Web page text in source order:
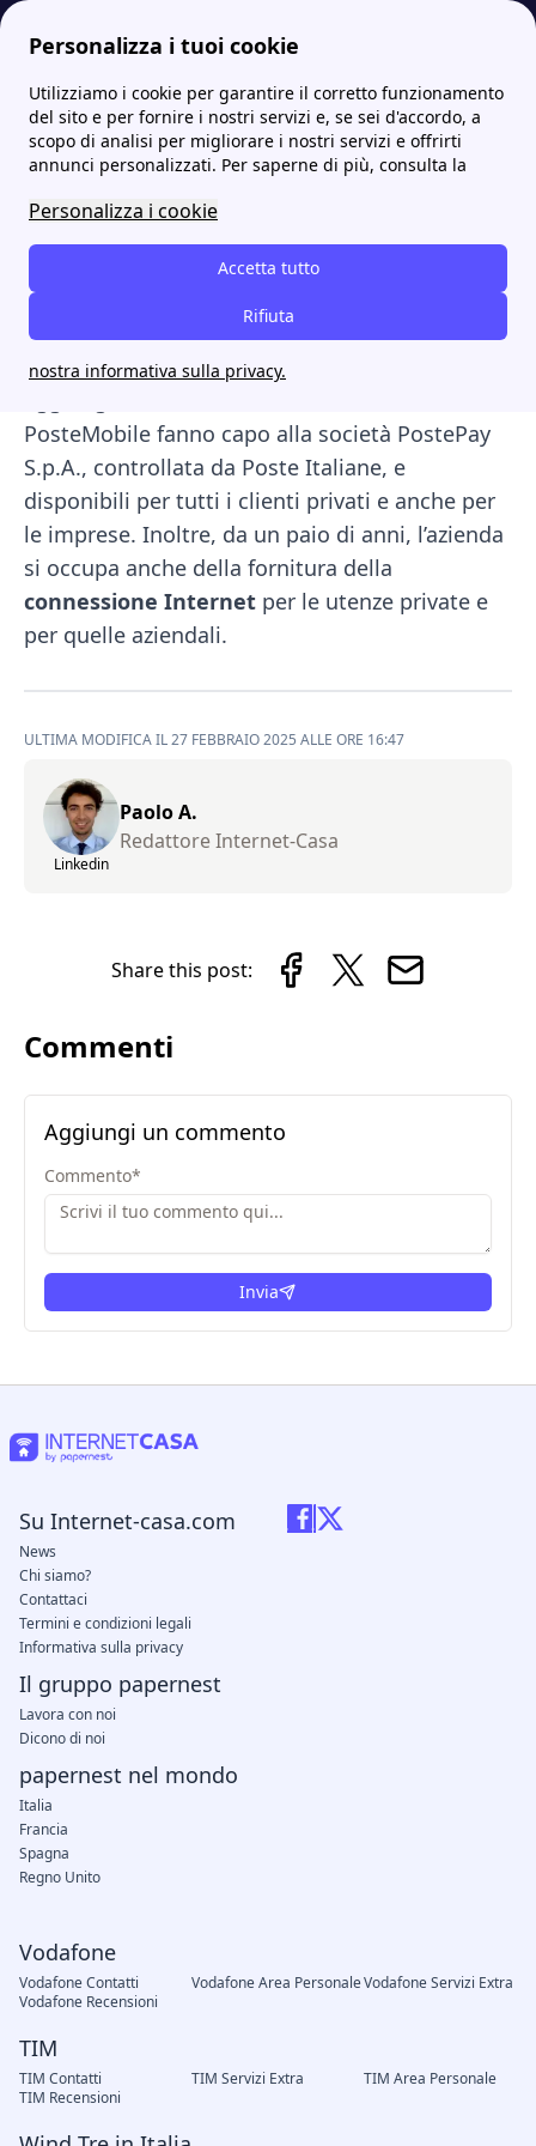
Personalizza i tuoi cookie
Utilizziamo i cookie per garantire il corretto funzionamento
del sito e per fornire i nostri servizi e, se sei d'accordo, a
scopo di analisi per migliorare i nostri servizi e offrirti
annunci personalizzati. Per saperne di più, consulta la
Personalizza i cookie
Accetta tutto
Rifiuta
nostra informativa sulla privacy.
Internet Casa More Offerte PosteMobile: scopri le tariffe e promozioni rete mobile Ricarica PosteMobile: come ricaricare la tua SIM
Ricarica PosteMobile:
come ricaricare la tua SIM
Hai finito il credito residuo sulla tua SIM
PosteMobile? In questo articolo vedremo
insieme come effettuare unaricarica
PosteMobilee, dunque, tutte le modalità per
PosteMobile fanno capo alla società PostePay
S.p.A., controllata da Poste Italiane, e
disponibili per tutti i clienti privati e anche per
le imprese. Inoltre, da un paio di anni, l’azienda
si occupa anche della fornitura della
connessione Internet per le utenze private e
per quelle aziendali.
ULTIMA MODIFICA IL 27 FEBBRAIO 2025 ALLE ORE 16:47
Linkedin
Paolo A.
Redattore Internet-Casa
Share this post:
Commenti
Aggiungi un commento
Commento*
Invia
Vodafone
Vodafone Contatti Vodafone Area PersonaleVodafone Servizi Extra
Vodafone Recensioni
TIM
TIM Contatti TIM Servizi Extra
TIM Area Personale
TIM Recensioni
Su Internet-casa.com
News
Chi siamo?
Contattaci
Termini e condizioni legali
Informativa sulla privacy
Il gruppo papernest
Lavora con noi
Dicono di noi
papernest nel mondo
Italia
Francia
Spagna
Regno Unito